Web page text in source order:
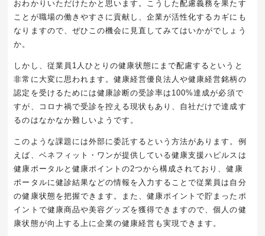
おわかりいただけたかと思います。こうした配慮義務を果たす
ことが職場の働きやすさに貢献し、企業が活性化するカギにも
なりますので、ぜひこの機会に見直してみてはいかがでしょう
か。
しかし、従業員1人ひとりの健康状態にまで配慮するというと
非常に大変に思われます。健康経営優良法人や健康経営銘柄の
認定を受けるためには健康診断の受診率は100%達成が必須で
すが、コロナ禍で受診を控える現状もあり、自社だけで達成す
るのはなかなか難しいようです。
このような課題には外部に委託するという方法があります。例
えば、ベネフィット・ワンが提供している健康支援ハピルスは
健康ポータルと健康ポイントの2つから構成されており、健康
ポータルに健診結果などの情報を入力することで従業員は自分
の健康状態を把握できます。また、健康ポイントで貯まったポ
イントで健康商品や美容グッズを獲得できますので、個人の健
康状態が向上する上に企業の健康経営も実現できます。